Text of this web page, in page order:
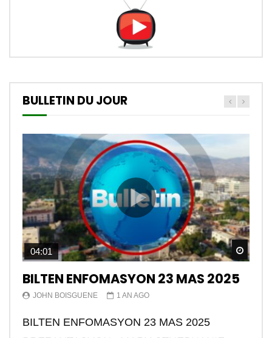
BULLETIN DU JOUR
04:01
BILTEN ENFOMASYON 23 MAS 2025
JOHN BOISGUENE 1 AN AGO
BILTEN ENFOMASYON 23 MAS 2025